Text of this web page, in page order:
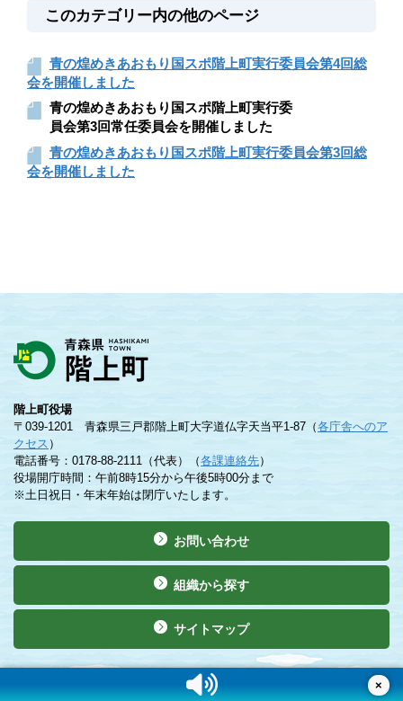
×
このカテゴリー内の他のページ
青の煌めきあおもり国スポ階上町実行委員会第4回総
会を開催しました
青の煌めきあおもり国スポ階上町実行委
員会第3回常任委員会を開催しました
青の煌めきあおもり国スポ階上町実行委員会第3回総
会を開催しました
階上町役場
〒039-1201 青森県三戸郡階上町大字道仏字天当平1-87（各庁舎へのア
クセス ）
電話番号：0178-88-2111（代表）（各課連絡先）
役場開庁時間：午前8時15分から午後5時00分まで
※土日祝日・年末年始は閉庁いたします。
お問い合わせ
組織から探す
サイトマップ
©Copyright 2019 Hashikami Town. All rights reserved.